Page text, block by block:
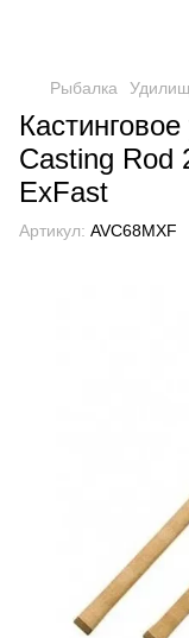
Рыбалка
Casting Rod
ExFast
Артикул: AVC68MXF